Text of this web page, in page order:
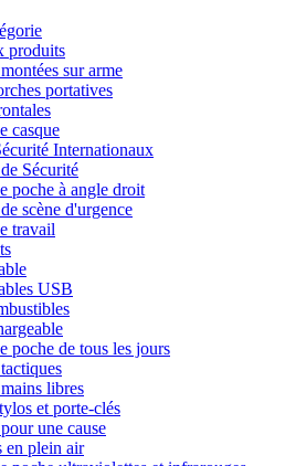
produits
sur arme
portatives
casque
Internationaux
Sécurité
poche à angle droit
scène d'urgence
travail
USB
poche de tous les jours
libres
et porte-clés
une cause
en plein air